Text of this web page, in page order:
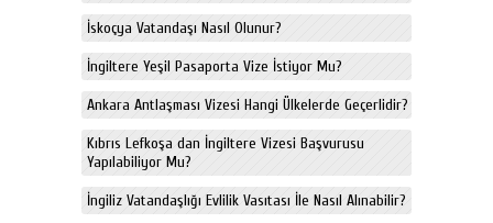
İskoçya Vatandaşı Nasıl Olunur?
İngiltere Yeşil Pasaporta Vize İstiyor Mu?
Ankara Antlaşması Vizesi Hangi Ülkelerde Geçerlidir?
Kıbrıs Lefkoşa dan İngiltere Vizesi Başvurusu
Yapılabiliyor Mu?
İngiliz Vatandaşlığı Evlilik Vasıtası İle Nasıl Alınabilir?